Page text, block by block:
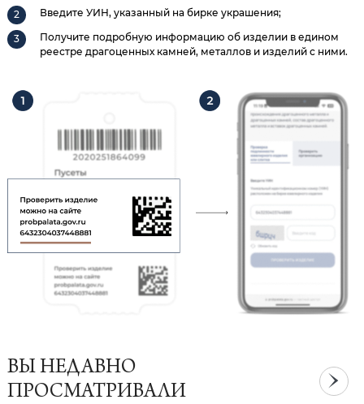
Введите УИН, указанный на бирке украшения;
Получите подробную информацию об изделии в едином
реестре драгоценных камней, металлов и изделий с ними.
ВЫ НЕДАВНО
ПРОСМАТРИВАЛИ